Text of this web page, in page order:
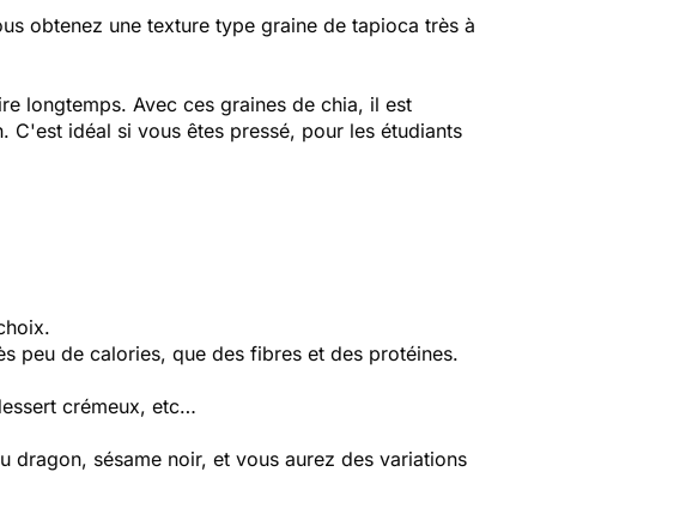
obtenez une texture type graine de tapioca très à
longtemps. Avec ces graines de chia, il est
C'est idéal si vous êtes pressé, pour les étudiants
peu de calories, que des fibres et des protéines.
crémeux, etc…
sésame noir, et vous aurez des variations